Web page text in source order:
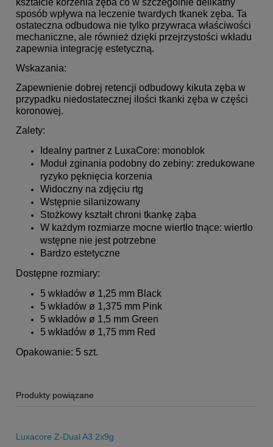
sposób wpływa na leczenie twardych tkanek zęba. Ta
ostateczna odbudowa nie tylko przywraca właściwości
mechaniczne, ale również dzięki przejrzystości wkładu
zapewnia integrację estetyczną.
Wskazania:
Zapewnienie dobrej retencji odbudowy kikuta zęba w
przypadku niedostatecznej ilości tkanki zęba w części
koronowej.
Zalety:
Idealny partner z LuxaCore: monoblok
Moduł zginania podobny do zebiny: zredukowane
ryzyko pęknięcia korzenia
Widoczny na zdjęciu rtg
Wstępnie silanizowany
Stożkowy kształt chroni tkankę ząba
W każdym rozmiarze mocne wiertło tnące: wiertło
wstępne nie jest potrzebne
Bardzo estetyczne
Dostępne rozmiary:
5 wkładów ø 1,25 mm Black
5 wkładów ø 1,375 mm Pink
5 wkładów ø 1,5 mm Green
5 wkładów ø 1,75 mm Red
Opakowanie: 5 szt.
Produkty powiązane
Luxacore Z-Dual A3 2x9g